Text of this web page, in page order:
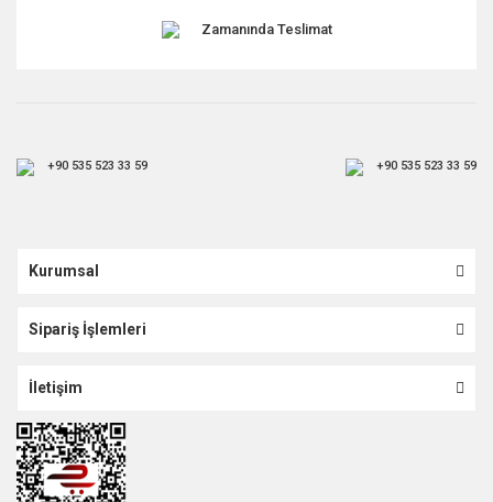
Zamanında Teslimat
+90 535 523 33 59 +90 535 523 33 59
Kurumsal
Sipariş İşlemleri
İletişim